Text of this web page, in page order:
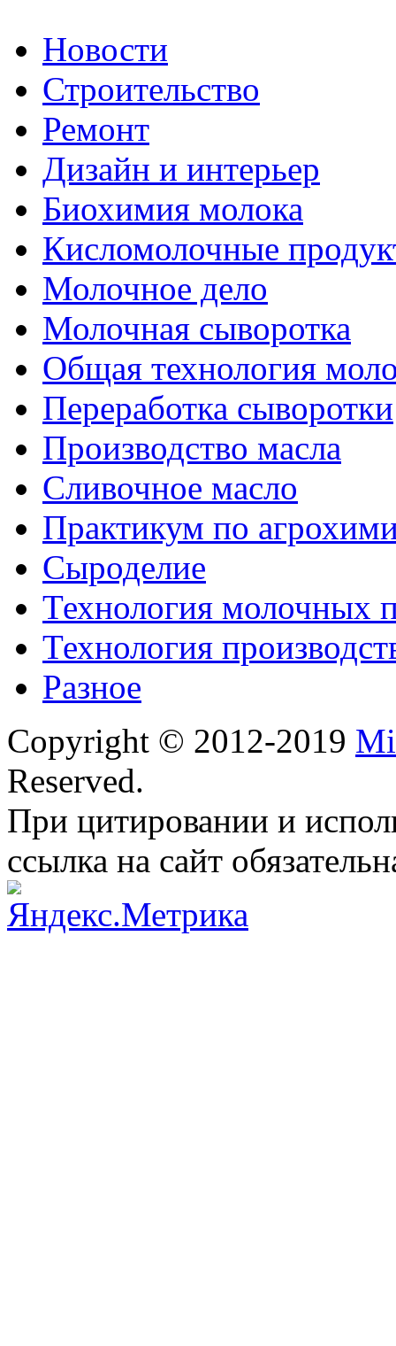
Новости
Строительство
Ремонт
Дизайн и интерьер
Биохимия молока
Кисломолочные
Молочное дело
Молочная сыворотка
Общая технология
Переработка сыворотки
Производство масла
Сливочное масло
Практикум по
Сыроделие
Технология молочных
Технология
Разное
Copyright © 2012-2019
Reserved.
При цитировании и
ссылка на сайт